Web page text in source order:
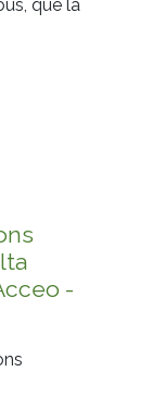
que la
-